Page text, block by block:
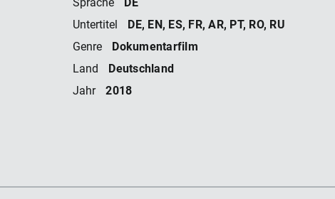
Untertitel DE, EN, ES, FR, AR, PT, RO, RU
Genre Dokumentarfilm
Land Deutschland
Jahr 2018